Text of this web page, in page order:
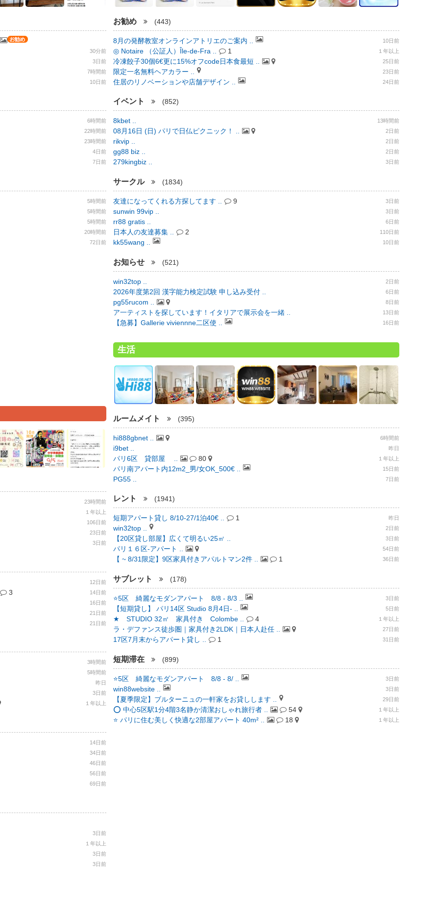
30分前
3日前
7時間前
10日前
6時間前
22時間前
23時間前
4日前
7日前
5時間前
5時間前
5時間前
20時間前
72日前
23時間前
１年以上
106日前
23日前
3日前
12日前
3
14日前
16日前
21日前
21日前
3時間前
5時間前
昨日
3日前
１年以上
14日前
34日前
46日前
56日前
69日前
3日前
１年以上
3日前
3日前
お勧め (443)
8月の発酵教室オンラインアトリエのご案内 .. 10日前
◎ Notaire （公証人）Île-de-Fra .. 1 １年以上
冷凍餃子30個6€更に15%オフcode日本食最短 .. 25日前
限定一名無料ヘアカラー .. 23日前
住居のリノベーションや店舗デザイン .. 24日前
イベント (852)
8kbet .. 13時間前
08月16日 (日) パリで日仏ピクニック！ .. 2日前
rikvip .. 2日前
gg88 biz .. 2日前
279kingbiz .. 3日前
サークル (1834)
友達になってくれる方探してます .. 9 3日前
sunwin 99vip .. 3日前
rr88 gratis .. 6日前
日本人の友達募集 .. 2 110日前
kk55wang .. 10日前
お知らせ (521)
win32top .. 2日前
2026年度第2回 漢字能力検定試験 申し込み受付 .. 6日前
pg55rucom .. 8日前
ア一ティストを探しています！イタリアで展示会を一緒 .. 13日前
【急募】Gallerie viviennne二区使 .. 16日前
生活
ルームメイト (395)
hi888gbnet .. 6時間前
i9bet .. 昨日
パリ6区 貸部屋 .. 80 １年以上
パリ南アパート内12m2_男/女OK_500€ .. 15日前
PG55 .. 7日前
レント (1941)
短期アパート貸し 8/10-27/1泊40€ .. 1 昨日
win32top .. 2日前
【20区貸し部屋】広くて明るい25㎡ .. 3日前
パリ１６区-アパート .. 54日前
【 ~ 8/31限定】9区家具付きアパルトマン2件 .. 1 36日前
サブレット (178)
⭐️5区 綺麗なモダンアパート 8/8 - 8/3 .. 3日前
【短期貸し】 パリ14区 Studio 8月4日- .. 5日前
★ STUDIO 32㎡ 家具付き Colombe .. 4 １年以上
ラ・デファンス徒歩圏｜家具付き2LDK｜日本人赴任 .. 27日前
17区7月末からアパート貸し .. 1 31日前
短期滞在 (899)
⭐️5区 綺麗なモダンアパート 8/8 - 8/ .. 3日前
win88website .. 3日前
【夏季限定】ブルターニュの一軒家をお貸しします .. 29日前
⭕️ 中心5区駅1分4階3名静か清潔おしゃれ旅行者 .. 54 １年以上
⭐ パリに住む美しく快適な2部屋アパート 40m² .. 18 １年以上